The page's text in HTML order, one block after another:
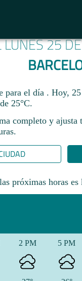
LUNES 25
para el día . Hoy,
25°C.
completo y ajusta
próximas horas es
2 PM 5 PM